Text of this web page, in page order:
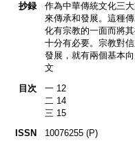
抄録
作為中華傳統文化三
來傳承和發展。這種
化有宗教的一面而將
十分有必要。宗教對
發展，就有兩個基本
文
目次
一 12
二 14
三 15
ISSN
10076255 (P)